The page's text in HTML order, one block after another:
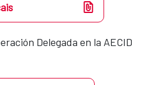
Delegada en la AECID